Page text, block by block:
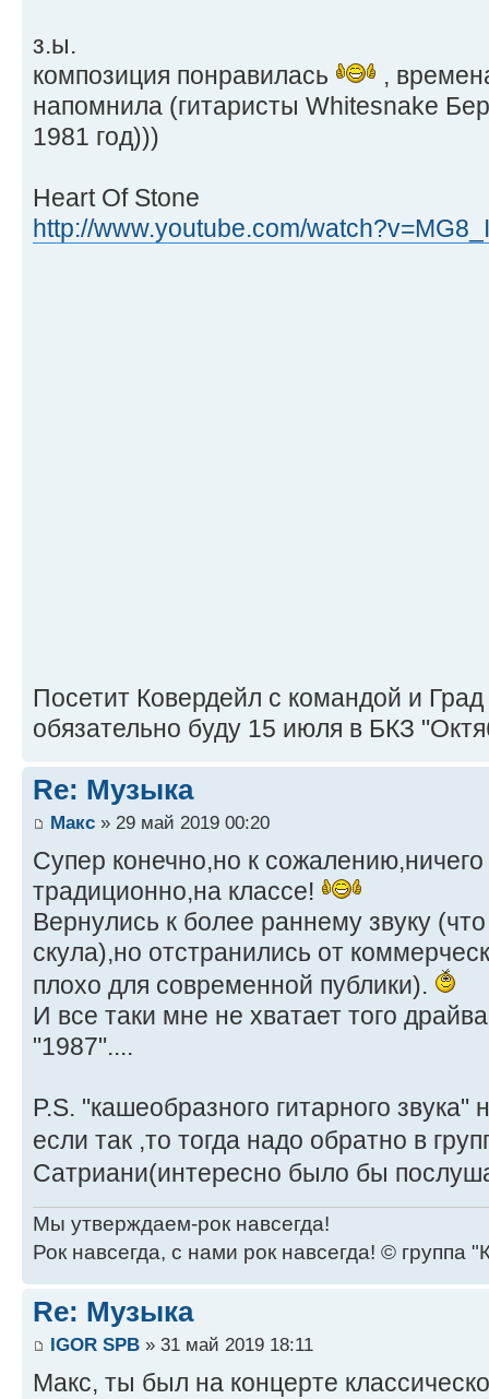
з.ы.
композиция понравилась
,
напомнила (гитаристы Whitesnake
1981 год)))
Heart Of Stone
http://www.youtube.com/
Посетит Ковердейл с командой и
обязательно буду 15 июля в БКЗ
Re: Музыка
Макс » 29 май 2019 00:20
Супер конечно,но к
традиционно,на классе!
Вернулись к более раннему звуку
скула),но отстранились от
плохо для современной публики).
И все таки мне не хватает того
"1987"....
P.S. "кашеобразного гитарного звука"
если так ,то тогда надо обратно в
Сатриани(интересно было бы
Мы утверждаем-рок навсегда!
Рок навсегда, с нами рок навсегда! © группа
Re: Музыка
IGOR SPB » 31 май 2019 18:11
Макс, ты был на концерте